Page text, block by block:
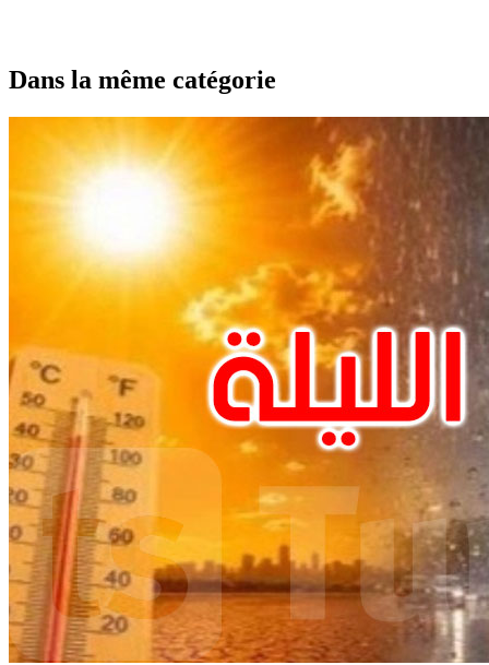
Dans la même catégorie